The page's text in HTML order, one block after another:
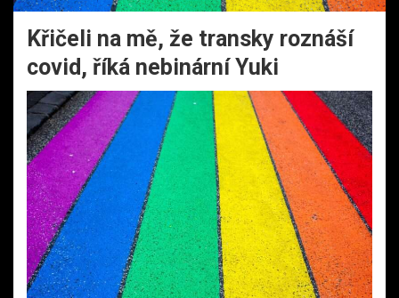
Křičeli na mě, že transky roznáší
covid, říká nebinární Yuki